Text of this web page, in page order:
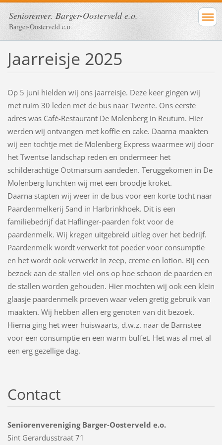
Seniorenver. Barger-Oosterveld e.o.
Barger-Oosterveld e.o.
Jaarreisje 2025
Op 5 juni hielden wij ons jaarreisje. Deze keer gingen wij
met ruim 30 leden met de bus naar Twente. Ons eerste
adres was Café-Restaurant De Molenberg in Reutum. Hier
werden wij ontvangen met koffie en cake. Daarna maakten
wij een tochtje met de Molenberg Express waarmee wij door
het Twentse landschap reden en ondermeer het
schilderachtige Ootmarsum aandeden. Teruggekomen in De
Molenberg lunchten wij met een broodje kroket.
Daarna stapten wij weer in de bus voor een korte tocht naar
Paardenmelkerij Sand in Harbrinkhoek. Dit is een
familiebedrijf dat Haflinger-paarden fokt voor de
paardenmelk. Wij kregen uitgebreid uitleg over het bedrijf.
Paardenmelk wordt verwerkt tot poeder voor consumptie
en het wordt ook verwerkt in zeep, creme en lotion. Bij een
bezoek aan de stallen viel ons op hoe schoon de paarden en
de stallen worden gehouden. Hier mochten wij ook een klein
glaasje paardenmelk proeven waar velen gretig gebruik van
maakten. Wij hebben allen erg genoten van dit bezoek.
Hierna ging het weer huiswaarts, d.w.z. naar de Barnstee
voor een consumptie en een warm buffet. Het was al met al
een erg gezellige dag.
Contact
Seniorenvereniging Barger-Oosterveld e.o.
Sint Gerardusstraat 71